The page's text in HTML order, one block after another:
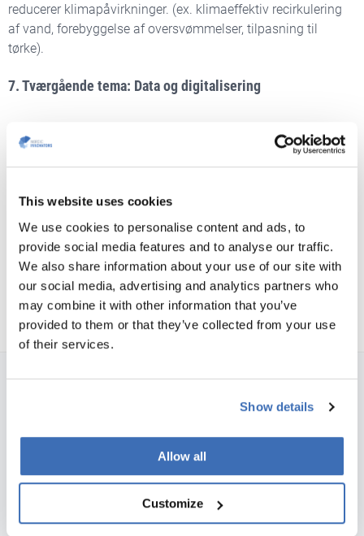
This website uses cookies
We use cookies to personalise content and ads, to
provide social media features and to analyse our traffic.
We also share information about your use of our site with
our social media, advertising and analytics partners who
may combine it with other information that you’ve
provided to them or that they’ve collected from your use
of their services.
Show details
Allow all
Customize
reducerer klimapåvirkninger. (ex. klimaeffektiv recirkulering
af vand, forebyggelse af oversvømmelser, tilpasning til
tørke).
7. Tværgående tema: Data og digitalisering
Brug af data, IoT og AI til at dokumentere og optimere
DK-2100 København Ø
Phone:+45 31 76 64 35
E-mail:
Vat no.: 35526706